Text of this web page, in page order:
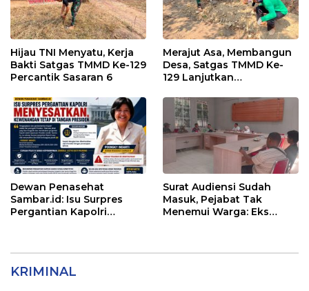
Hijau TNI Menyatu, Kerja
Bakti Satgas TMMD Ke-129
Percantik Sasaran 6
Merajut Asa, Membangun
Desa, Satgas TMMD Ke-
129 Lanjutkan
Dewan Penasehat
Sambar.id: Isu Surpres
Pergantian Kapolri
Surat Audiensi Sudah
Masuk, Pejabat Tak
Menemui Warga: Eks
KRIMINAL